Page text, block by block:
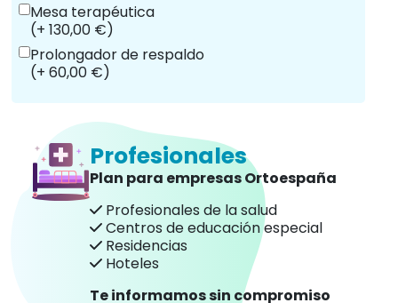
Mesa terapéutica
(+ 130,00 €)
Prolongador de respaldo
(+ 60,00 €)
Profesionales
Plan para empresas Ortoespaña
Profesionales de la salud
Centros de educación especial
Residencias
Hoteles
Te informamos sin compromiso